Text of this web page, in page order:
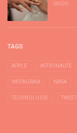
MODE
TAGS
APPLE ASTRONAUTE
INSTAGRAM NASA
TECHNOLOGIE TWEET